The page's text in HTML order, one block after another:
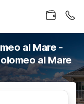
al Mare -
al Mare